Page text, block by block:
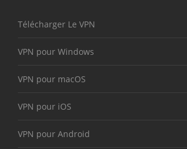
Télécharger Le VPN
VPN pour Windows
VPN pour macOS
VPN pour iOS
VPN pour Android